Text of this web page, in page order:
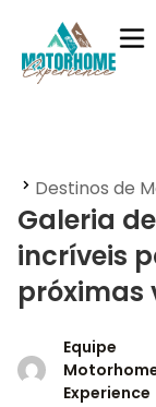
Destinos de
Galeria
incríveis
próximas
Equipe
Experience